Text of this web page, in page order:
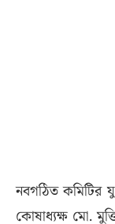
নবগঠিত কমিটির
কোষাধ্যক্ষ মো.